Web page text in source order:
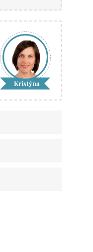
Kristýna